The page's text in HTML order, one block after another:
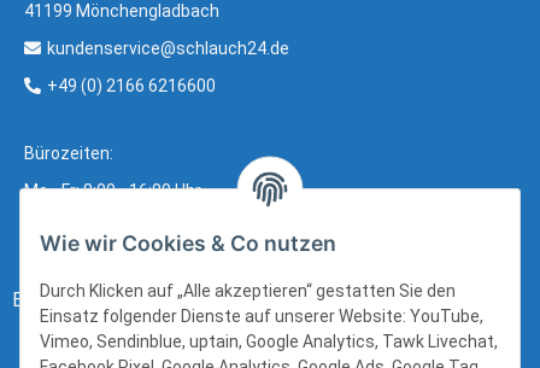
41199 Mönchengladbach
kundenservice@schlauch24.de
+49 (0) 2166 6216600
Bürozeiten:
Mo - Fr: 8:00 - 16:00 Uhr
Bezahlung:
Wie wir Cookies & Co nutzen
Durch Klicken auf „Alle akzeptieren“ gestatten Sie den
Einsatz folgender Dienste auf unserer Website: YouTube,
Vimeo, Sendinblue, uptain, Google Analytics, Tawk Livechat,